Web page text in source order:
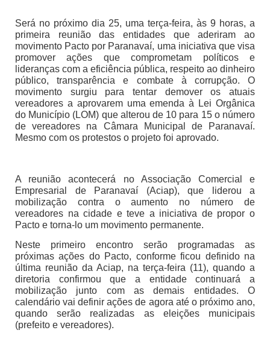
Será no próximo dia 25, uma terça-feira, às 9 horas, a
primeira reunião das entidades que aderiram ao
movimento Pacto por Paranavaí, uma iniciativa que visa
promover ações que comprometam políticos e
lideranças com a eficiência pública, respeito ao dinheiro
público, transparência e combate à corrupção. O
movimento surgiu para tentar demover os atuais
vereadores a aprovarem uma emenda à Lei Orgânica
do Município (LOM) que alterou de 10 para 15 o número
de vereadores na Câmara Municipal de Paranavaí.
Mesmo com os protestos o projeto foi aprovado.
A reunião acontecerá no Associação Comercial e
Empresarial de Paranavaí (Aciap), que liderou a
mobilização contra o aumento no número de
vereadores na cidade e teve a iniciativa de propor o
Pacto e torna-lo um movimento permanente.
Neste primeiro encontro serão programadas as
próximas ações do Pacto, conforme ficou definido na
última reunião da Aciap, na terça-feira (11), quando a
diretoria confirmou que a entidade continuará a
mobilização junto com as demais entidades. O
calendário vai definir ações de agora até o próximo ano,
quando serão realizadas as eleições municipais
(prefeito e vereadores).